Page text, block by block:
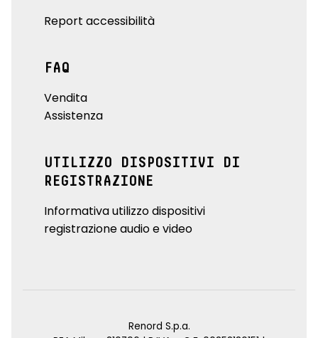
Report accessibilità
FAQ
Vendita
Assistenza
UTILIZZO DISPOSITIVI DI
REGISTRAZIONE
Informativa utilizzo dispositivi
registrazione audio e video
Renord S.p.a.